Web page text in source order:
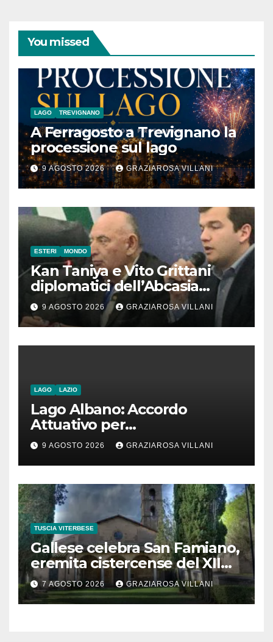
You missed
LAGO TREVIGNANO
A Ferragosto a Trevignano la
processione sul lago
9 AGOSTO 2026 GRAZIAROSA VILLANI
ESTERI MONDO
Kan Taniya e Vito Grittani
diplomatici dell’Abcasia
contro nota del governo
romeno. “Non si può invocare
la costruzione di ponti e allo
stesso tempo condannare
9 AGOSTO 2026 GRAZIAROSA VILLANI
LAGO LAZIO
Lago Albano: Accordo
Attuativo per
l’interconnessione
acquedottistica da 29,5
milioni di euro
9 AGOSTO 2026 GRAZIAROSA VILLANI
TUSCIA VITERBESE
Gallese celebra San Famiano,
eremita cistercense del XII
secolo
7 AGOSTO 2026 GRAZIAROSA VILLANI